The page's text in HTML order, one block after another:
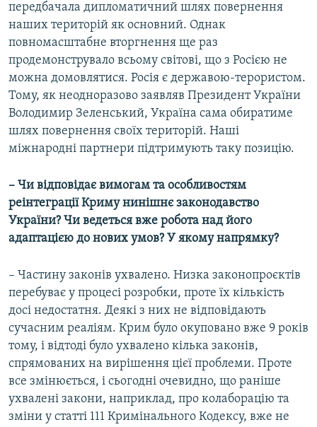
передбачала дипломатичний шлях повернення
наших територій як основний. Однак
повномасштабне вторгнення ще раз
продемонструвало всьому світові, що з Росією не
можна домовлятися. Росія є державою-терористом.
Тому, як неодноразово заявляв Президент України
Володимир Зеленський, Україна сама обиратиме
шлях повернення своїх територій. Наші
міжнародні партнери підтримують таку позицію.
– Чи відповідає вимогам та особливостям
реінтеграції Криму нинішнє законодавство
України? Чи ведеться вже робота над його
адаптацією до нових умов? У якому напрямку?
– Частину законів ухвалено. Низка законопроєктів
перебуває у процесі розробки, проте їх кількість
досі недостатня. Деякі з них не відповідають
сучасним реаліям. Крим було окуповано вже 9 років
тому, і відтоді було ухвалено кілька законів,
спрямованих на вирішення цієї проблеми. Проте
все змінюється, і сьогодні очевидно, що раніше
ухвалені закони, наприклад, про колаборацію та
зміни у статті 111 Кримінального Кодексу, вже не